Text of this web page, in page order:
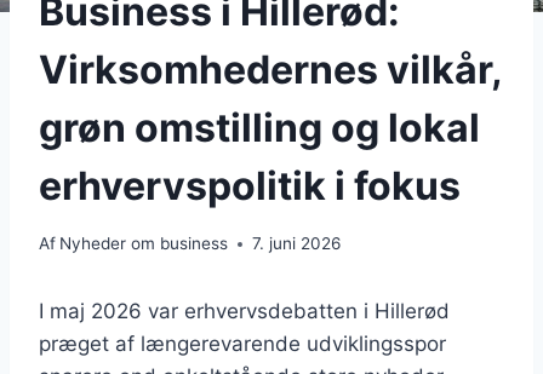
Business i Hillerød:
Virksomhedernes vilkår,
grøn omstilling og lokal
erhvervspolitik i fokus
Af Nyheder om business 7. juni 2026
I maj 2026 var erhvervsdebatten i Hillerød
præget af længerevarende udviklingsspor